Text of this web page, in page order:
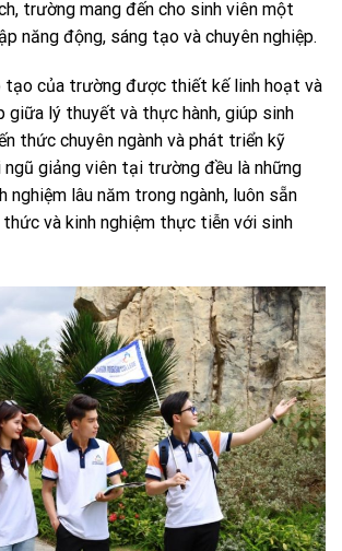
trường mang đến cho sinh viên một
năng động, sáng tạo và chuyên nghiệp.
tạo của trường được thiết kế linh hoạt và
giữa lý thuyết và thực hành, giúp sinh
thức chuyên ngành và phát triển kỹ
giảng viên tại trường đều là những
nghiệm lâu năm trong ngành, luôn sẵn
thức và kinh nghiệm thực tiễn với sinh